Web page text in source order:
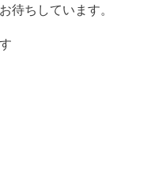
待ちしています。